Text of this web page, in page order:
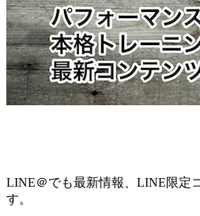
LINE＠でも最新情報、LINE限定
す。